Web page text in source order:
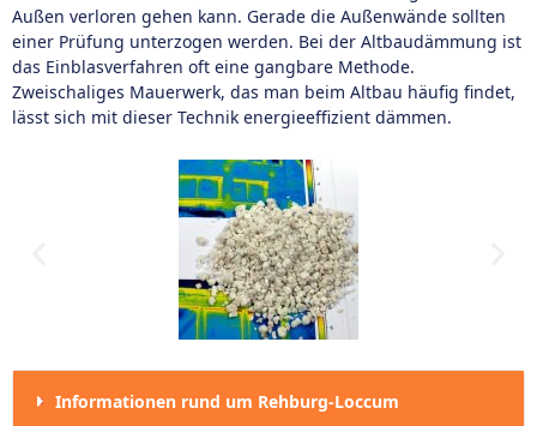
Außen verloren gehen kann. Gerade die Außenwände sollten
einer Prüfung unterzogen werden. Bei der Altbaudämmung ist
das Einblasverfahren oft eine gangbare Methode.
Zweischaliges Mauerwerk, das man beim Altbau häufig findet,
lässt sich mit dieser Technik energieeffizient dämmen.
Informationen rund um Rehburg-Loccum